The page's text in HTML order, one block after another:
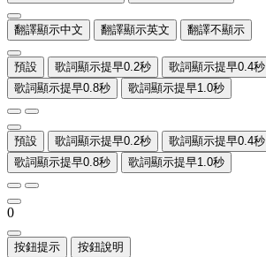
翻譯顯示中文 翻譯顯示英文 翻譯不顯示
預設 歌詞顯示提早0.2秒 歌詞顯示提早0.4秒
歌詞顯示提早0.8秒
歌詞顯示提早1.0秒
預設 歌詞顯示提早0.2秒 歌詞顯示提早0.4秒
歌詞顯示提早0.8秒
歌詞顯示提早1.0秒
0
按鈕提示 按鈕說明